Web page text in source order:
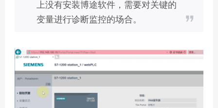
上没有安装博途软件，需要对关键的
变量进行诊断监控的场合。